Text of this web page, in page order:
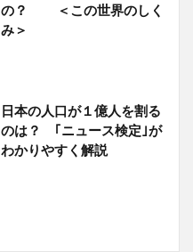
の？ ＜この世界のしく
み＞
日本の人口が１億人を割る
のは？ ｢ニュース検定｣が
わかりやすく解説